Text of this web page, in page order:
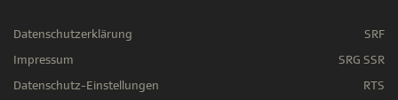
Datenschutzerklärung
Impressum
Datenschutz-Einstellungen
SRF
SRG SSR
RTS